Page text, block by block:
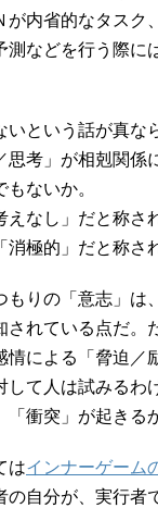
が内省的なタスク
測などを行う際に
いという話が真な
思考」が相剋関係
ないか。
なし」だと称さ
極的」だと称さ
もりの「意志」は
されている点だ。
情による「脅迫／
して人は試みるわ
衝突」が起きる
はインナーゲーム
の自分が、実行者